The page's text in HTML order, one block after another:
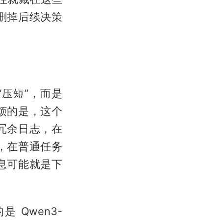
掉后续决策
短”，而是
的是，这个
余日志，在
在普通任务
可能就是下
是 Qwen3-